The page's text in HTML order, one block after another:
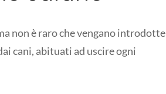
non è raro che vengano introdotte
cani, abituati ad uscire ogni